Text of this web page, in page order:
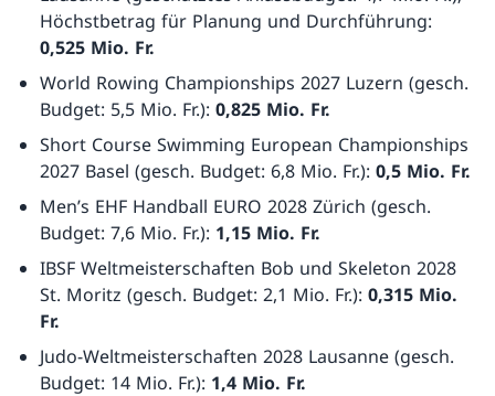
Höchstbetrag für Planung und Durchführung:
0,525 Mio. Fr.
World Rowing Championships 2027 Luzern (gesch.
Budget: 5,5 Mio. Fr.): 0,825 Mio. Fr.
Short Course Swimming European Championships
2027 Basel (gesch. Budget: 6,8 Mio. Fr.): 0,5 Mio. Fr.
Men’s EHF Handball EURO 2028 Zürich (gesch.
Budget: 7,6 Mio. Fr.): 1,15 Mio. Fr.
IBSF Weltmeisterschaften Bob und Skeleton 2028
St. Moritz (gesch. Budget: 2,1 Mio. Fr.): 0,315 Mio.
Fr.
Judo-Weltmeisterschaften 2028 Lausanne (gesch.
Budget: 14 Mio. Fr.): 1,4 Mio. Fr.